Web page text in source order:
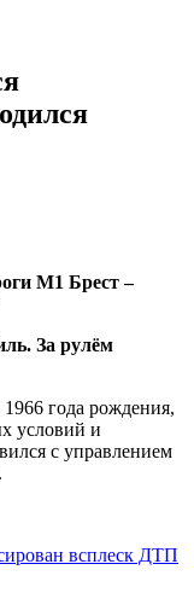
М1 Брест –
года рождения,
условий и
с управлением
всплеск ДТП